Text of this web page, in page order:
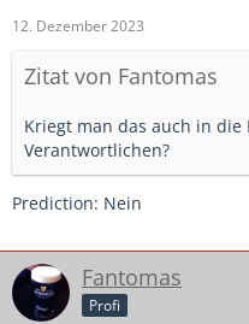
12. Dezember 2023
Zitat von Fantomas
Kriegt man das auch in
Verantwortlichen?
Prediction: Nein
Fantomas
Profi